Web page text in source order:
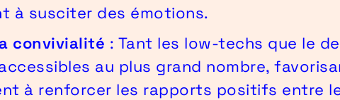
à susciter des émotions.
convivialité : Tant les low-techs que le
au plus grand nombre,
à renforcer les rapports positifs entre